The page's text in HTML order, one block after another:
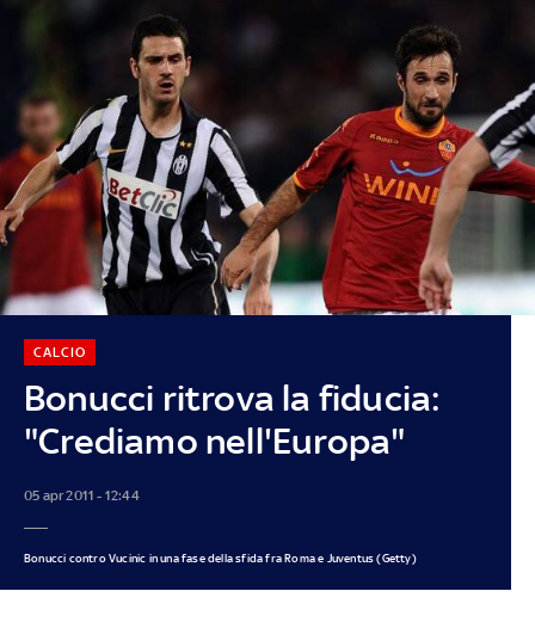
Bonucci ritrova la fiducia:
"Crediamo nell'Europa"
CALCIO
05 apr 2011 - 12:44
Bonucci contro Vucinic in una fase della sfida fra Roma e Juventus (Getty)